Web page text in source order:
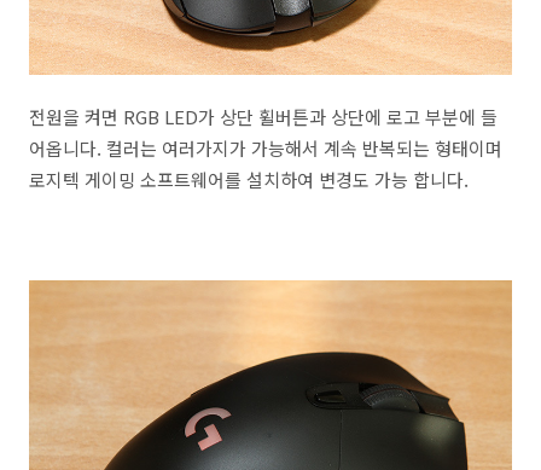
전원을 켜면 RGB LED가 상단 휠버튼과 상단에 로고 부분에 들
어옵니다. 컬러는 여러가지가 가능해서 계속 반복되는 형태이며
로지텍 게이밍 소프트웨어를 설치하여 변경도 가능 합니다.